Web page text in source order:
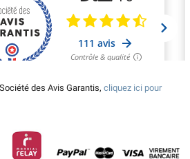
des Avis Garantis, cliquez ici pour